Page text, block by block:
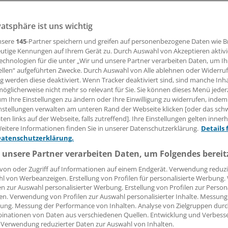
Bis zum Alter von vier Jahren wird eines von 20 Kindern
Infektion stationär behandelt. Gegen solche
13:21 Uhr
gegen Rotaviren schützt vor Brechdurchfall.
werde die Impfung bereits in etlichen Ländern offiziell
USA und in Australien, sagte Professor Ulrich Heininger
in Erlangen. In Europa gibt es diese Empfehlung
Belgien und Finnland.
ist uns wichtig
145-Partner speichern und greifen auf personenbezogene Daten wie
Kennungen auf Ihrem Gerät zu. Durch Auswahl von Akzeptieren
für die unter „Wir und unsere Partner verarbeiten Daten, um
aufgeführten Zwecke. Durch Auswahl von Alle ablehnen oder
werden diese deaktiviert. Wenn Tracker deaktiviert sind, sind manche
nicht mehr so relevant für Sie. Sie können dieses Menü
Ihre Einstellungen zu ändern oder Ihre Einwilligung zu widerrufen, indem
verwalten am unteren Rand der Webseite klicken [oder das
links auf der Webseite, falls zutreffend]. Ihre Einstellungen gelten
Informationen finden Sie in unserer Datenschutzerklärung. Details
Partner verarbeiten Daten, um Folgendes
oder Zugriff auf Informationen auf einem Endgerät. Verwendung
von Werbeanzeigen. Erstellung von Profilen für personalisierte
zur Auswahl personalisierter Werbung. Erstellung von Profilen zur
Verwendung von Profilen zur Auswahl personalisierter Inhalte.
Messung der Performance von Inhalten. Analyse von Zielgruppen
von Daten aus verschiedenen Quellen. Entwicklung und
reduzierter Daten zur Auswahl von Inhalten.